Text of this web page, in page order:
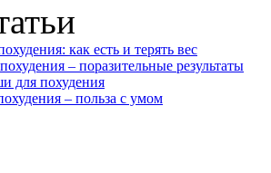
как есть и терять вес
– поразительные результаты
для похудения
– польза с умом